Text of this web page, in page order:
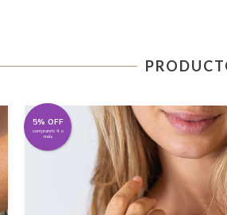
5% OFF
comprando 4 o
más